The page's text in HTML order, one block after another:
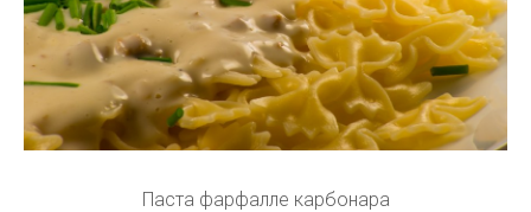
Паста фарфалле карбонара